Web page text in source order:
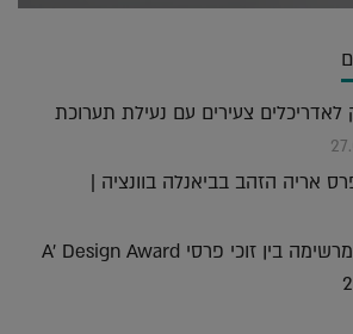
לאדריכלים צעירים עם נעילת תערוכת
אריה הזהב בביאנלה בוונציה |
נציגות ישראלית מרשימה בין זוכי פרסי A' Design Award